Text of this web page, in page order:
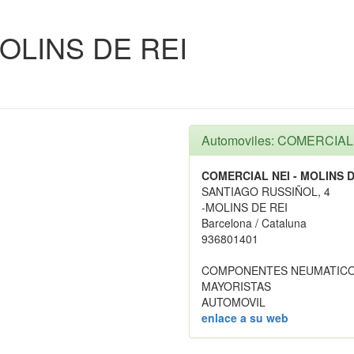
DE REI
Automoviles:
COMERCIAL NEI - MOLINS
SANTIAGO RUSSIÑOL, 4
-MOLINS DE REI
Barcelona / Cataluna
936801401
COMPONENTES
MAYORISTAS
AUTOMOVIL
enlace a su web